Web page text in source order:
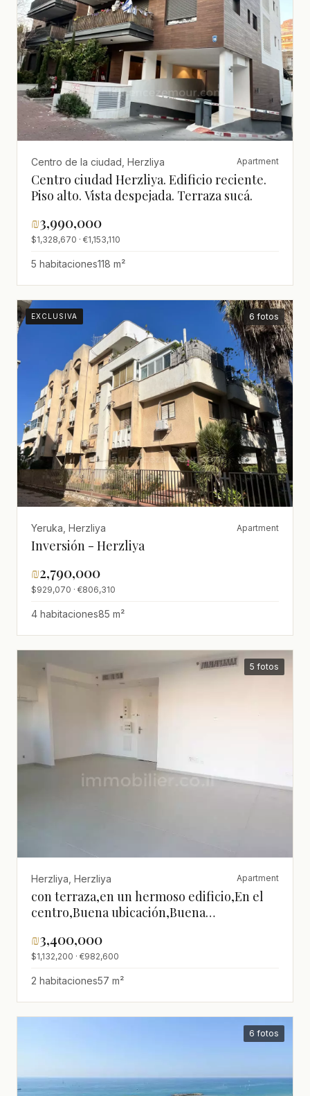
Centro de la ciudad, Herzliya Apartment
Centro ciudad Herzliya. Edificio reciente.
Piso alto. Vista despejada. Terraza sucá.
₪3,990,000
$1,328,670 · €1,153,110
5 habitaciones118 m²
EXCLUSIVA 6 fotos
Yeruka, Herzliya Apartment
Inversión - Herzliya
₪2,790,000
$929,070 · €806,310
4 habitaciones85 m²
5 fotos
Herzliya, Herzliya Apartment
con terraza,en un hermoso edificio,En el
centro,Buena ubicación,Buena
₪3,400,000
$1,132,200 · €982,600
2 habitaciones57 m²
6 fotos